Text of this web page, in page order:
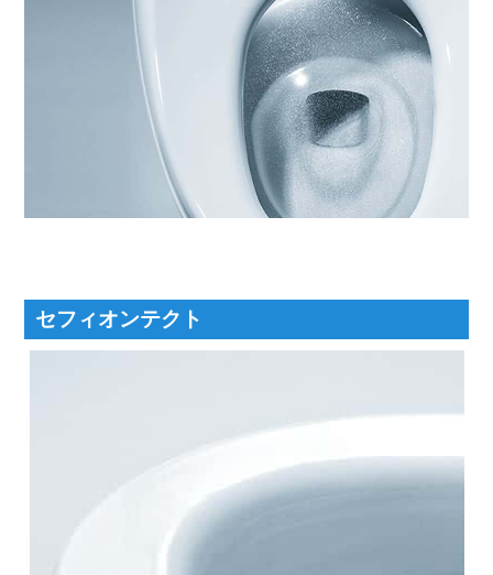
セフィオンテクト